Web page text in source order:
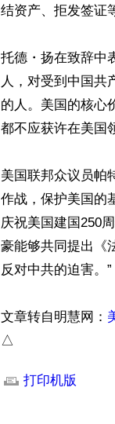
结资产、拒发签证
托德・扬在致辞中
人，对受到中国共
的人。美国的核心
都不应获许在美国
美国联邦众议员帕
作战，保护美国的
庆祝美国建国250
豪能够共同提出《
反对中共的迫害。”
文章转自明慧网：
△
打印机版